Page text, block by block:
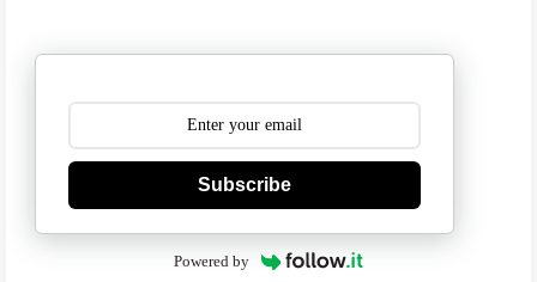
Subscribe
Powered by